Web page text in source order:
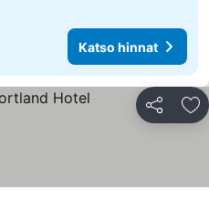
Katso hinnat
Jaa